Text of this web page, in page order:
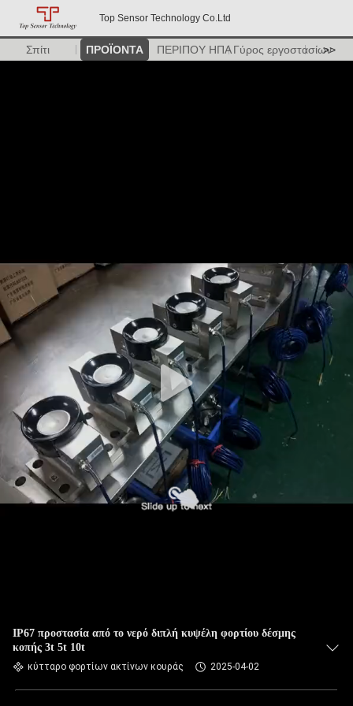
Top Sensor Technology Co.Ltd
Σπίτι ΠΡΟΪΟΝΤΑ ΠΕΡΙΠΟΥ ΗΠΑΓύρος εργοστασίων
>>
IP67 προστασία από το νερό διπλή κυψέλη φορτίου δέσμης
κοπής 3t 5t 10t
κύτταρο φορτίων ακτίνων κουράς 2025-04-02